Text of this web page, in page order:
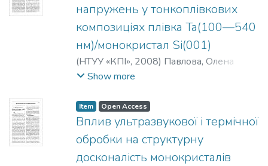
напружень у тонкоплівкових
композиціях плівка Ta(100—540
нм)/монокристал Si(001)
(НТУУ «КПІ», 2008) Павлова, Олена
Петрівна
Show more
Item Open Access
Вплив ультразвукової і термічної
обробки на структурну
досконалість монокристалів